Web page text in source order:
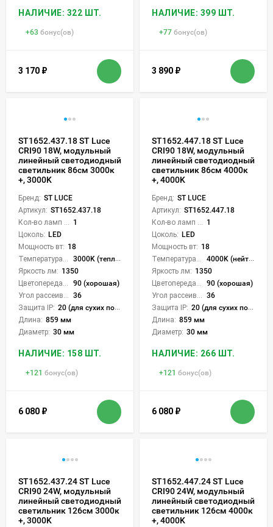
НАЛИЧИЕ: 322 ШТ.
+63 бонус(ов)
3 170 ₽
НАЛИЧИЕ: 399 ШТ.
+77 бонус(ов)
3 890 ₽
ST1652.437.18 ST Luce
CRI90 18W, модульный
линейный светодиодный
светильник 86см 3000к
+, 3000K
Бренд: ST LUCE
Артикул: ST1652.437.18
1
Цоколь: LED
Мощность вт: 18
3000K (теплый)
Яркость лм: 1350
90 (хорошая)
36
Защита IP: 20 (для сухих пом.)
Длина: 859 мм
Диаметр: 30 мм
НАЛИЧИЕ: 158 ШТ.
+121 бонус(ов)
6 080 ₽
ST1652.447.18 ST Luce
CRI90 18W, модульный
линейный светодиодный
светильник 86см 4000к
+, 4000K
Бренд: ST LUCE
Артикул: ST1652.447.18
1
Цоколь: LED
Мощность вт: 18
4000K (нейтральный)
Яркость лм: 1350
90 (хорошая)
36
Защита IP: 20 (для сухих пом.)
Длина: 859 мм
Диаметр: 30 мм
НАЛИЧИЕ: 266 ШТ.
+121 бонус(ов)
6 080 ₽
ST1652.437.24 ST Luce
CRI90 24W, модульный
линейный светодиодный
светильник 126см 3000к
+, 3000K
ST1652.447.24 ST Luce
CRI90 24W, модульный
линейный светодиодный
светильник 126см 4000к
+, 4000K